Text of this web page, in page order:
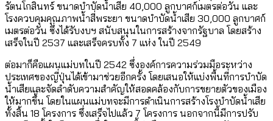
รัตนโกสินทร์ ขนาดบำบัดน้ำเสีย 40,000 ลูกบาศก์เมตรต่อวัน และ
โรงควบคุมคุณภาพน้ำสี่พระยา ขนาดบำบัดน้ำเสีย 30,000 ลูกบาศก์
เมตรต่อวัน ซึ่งได้รับงบฯ สนับสนุนในการสร้างจากรัฐบาล โดยสร้าง
เสร็จในปี 2537 และเสร็จครบทั้ง 7 แห่ง ในปี 2549
ต่อมาก็คือแผนแม่บทในปี 2542 ซึ่งองค์การความร่วมมือระหว่าง
ประเทศของญี่ปุ่นได้เข้ามาช่วยอีกครั้ง โดยเสนอให้แบ่งพื้นที่การบำบัด
น้ำเสียและจัดลำดับความสำคัญให้สอดคล้องกับการขยายตัวของเมือง
ให้มากขึ้น โดยในแผนแม่บทจะมีการดำเนินการสร้างโรงบำบัดน้ำเสีย
ทั้งสิ้น 18 โครงการ ซึ่งเสร็จไปแล้ว 7 โครงการ นอกจากนี้มีการปรับ